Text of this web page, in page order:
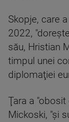
Skopje, care
2022,
său, Hristian
timpul unei
diplomaţiei
Ţara a
Mickoski, "şi